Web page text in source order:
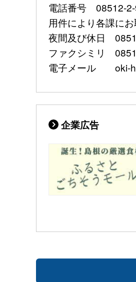
電話番号 08512-2-
用件により各課にお
夜間及び休日
ファクシミリ
電子メール oki-
企業広告